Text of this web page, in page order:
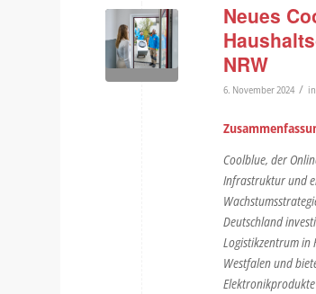
Neues
NRW
6. November 2024 /
Coolblue, der
Infrastruktur und
Deutschland
Logistikzentrum in
Westfalen und